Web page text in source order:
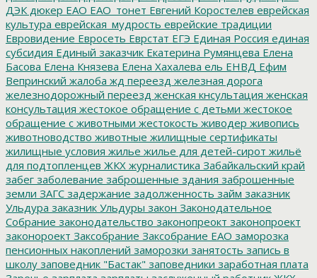
ДЭК дюкер ЕАО ЕАО_тонет Евгений Коростелев еврейская
культура еврейская_мудрость еврейские традиции
Евровидение Евросеть Еврстат ЕГЭ Единая Россия единая
субсидия Единый заказчик Екатерина Румянцева Елена
Басова Елена Князева Елена Хахалева ель ЕНВД Ефим
Вепринский жалоба жд переезд железная дорога
железнодорожный переезд женская кнсультация женская
консультация жестокое обращение с детьми жестокое
обращение с животными жестокость живодер живопись
животноводство животные жилищные сертификаты
жилищные условия жилье жилье для детей-сирот жильё
для подтопленцев ЖКХ журналистика Забайкальский край
забег заболевание заброшенные здания заброшенные
земли ЗАГС задержание задолженность займ заказник
Ульдура заказник Ульдуры закон Законодательное
Собрание законодательство законопреокт законопроект
законороект Заксобрание Заксобрание ЕАО заморозка
пенсионных накоплений заморозки занятость запись в
школу заповедник "Бастак" заповедники заработная плата